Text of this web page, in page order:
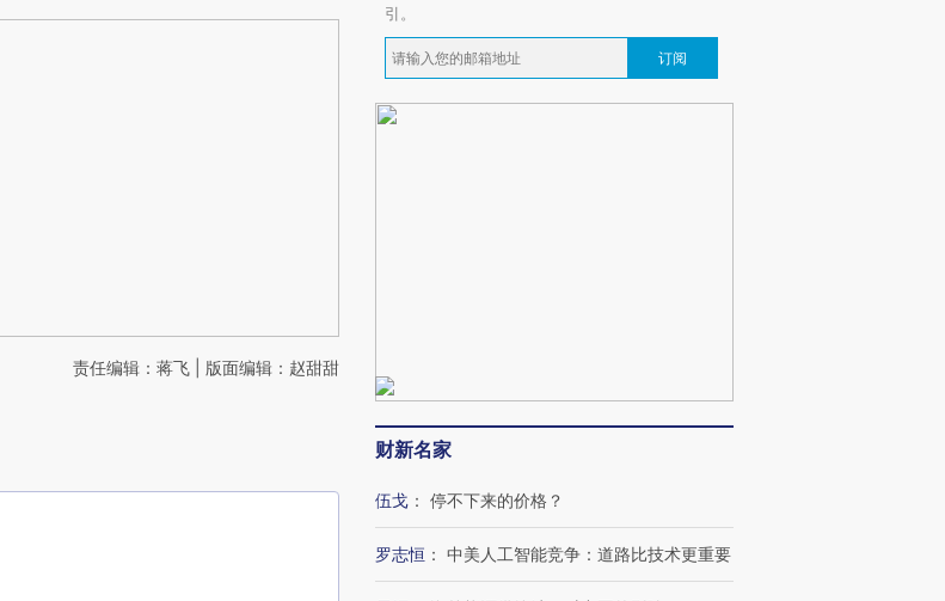
责任编辑：蒋飞 | 版面编辑：赵甜甜
引。
订阅
财新名家
伍戈 ： 停不下来的价格？
罗志恒 ： 中美人工智能竞争：道路比技术更重要